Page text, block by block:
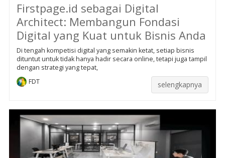
Firstpage.id sebagai Digital
Architect: Membangun Fondasi
Digital yang Kuat untuk Bisnis Anda
Di tengah kompetisi digital yang semakin ketat, setiap bisnis
dituntut untuk tidak hanya hadir secara online, tetapi juga tampil
dengan strategi yang tepat,
FDT
selengkapnya